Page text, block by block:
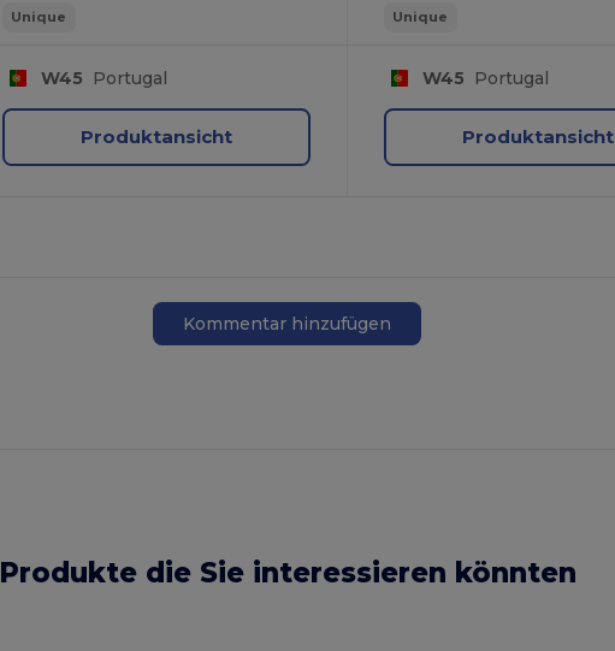
Unique
W45 Portugal
Produktansicht
Unique
W45 Portugal
Produktansicht
Kommentar hinzufügen
Produkte die Sie interessieren könnten